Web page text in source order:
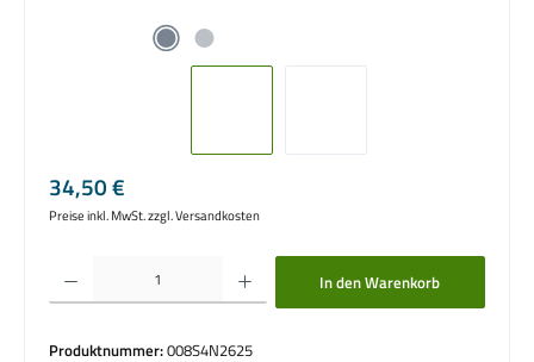
Regulärer Preis:
34,50 €
Preise inkl. MwSt. zzgl. Versandkosten
Produkt Anzahl: Gib den gewünschten Wert ein oder benutze die Schaltflächen um
In den Warenkorb
Produktnummer:008S4N2625